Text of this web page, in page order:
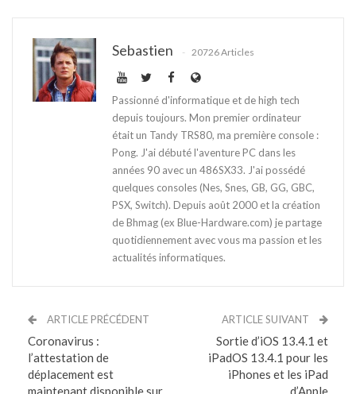
Sebastien 20726 Articles
Passionné d'informatique et de high tech
depuis toujours. Mon premier ordinateur
était un Tandy TRS80, ma première console :
Pong. J'ai débuté l'aventure PC dans les
années 90 avec un 486SX33. J'ai possédé
quelques consoles (Nes, Snes, GB, GG, GBC,
PSX, Switch). Depuis août 2000 et la création
de Bhmag (ex Blue-Hardware.com) je partage
quotidiennement avec vous ma passion et les
actualités informatiques.
ARTICLE PRÉCÉDENT
Coronavirus :
l’attestation de
déplacement est
maintenant disponible sur
ARTICLE SUIVANT
Sortie d’iOS 13.4.1 et
iPadOS 13.4.1 pour les
iPhones et les iPad
d’Apple